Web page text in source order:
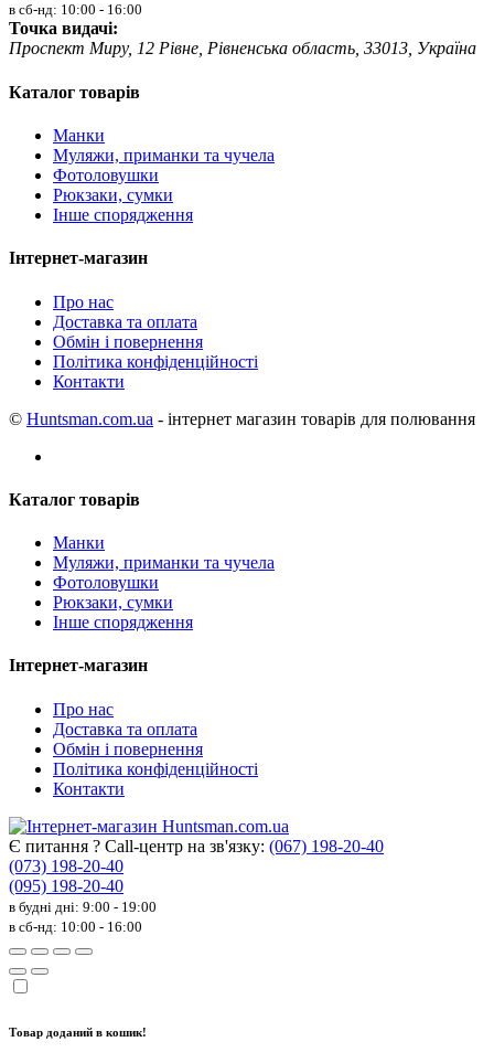
в сб-нд: 10:00 - 16:00
Точка видачі:
Проспект Миру, 12 Рівне, Рівненська область, 33013, Україна
Каталог товарів
Манки
Муляжи, приманки та чучела
Фотоловушки
Рюкзаки, сумки
Інше спорядження
Інтернет-магазин
Про нас
Доставка та оплата
Обмін і повернення
Політика конфіденційності
Контакти
© Huntsman.com.ua - інтернет магазин товарів для полювання
Каталог товарів
Манки
Муляжи, приманки та чучела
Фотоловушки
Рюкзаки, сумки
Інше спорядження
Інтернет-магазин
Про нас
Доставка та оплата
Обмін і повернення
Політика конфіденційності
Контакти
Є питання ? Call-центр на зв'язку: (067) 198-20-40
(073) 198-20-40
(095) 198-20-40
в будні дні: 9:00 - 19:00
в сб-нд: 10:00 - 16:00
Товар доданий в кошик!